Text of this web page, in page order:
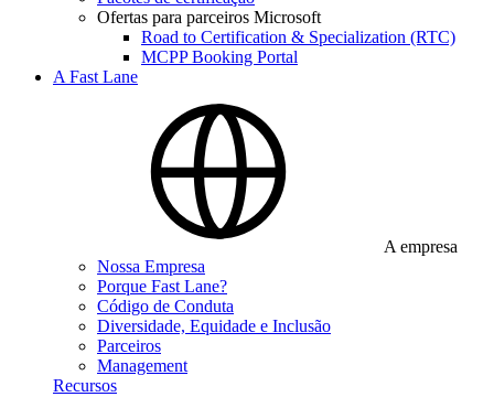
Ofertas para parceiros Microsoft
Road to Certification & Specialization (RTC)
MCPP Booking Portal
A Fast Lane
A empresa
Nossa Empresa
Porque Fast Lane?
Código de Conduta
Diversidade, Equidade e Inclusão
Parceiros
Management
Recursos